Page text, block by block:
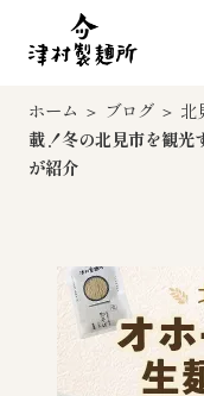
ホーム ＞ ブログ ＞ 北
載！冬の北見市を観光
が紹介